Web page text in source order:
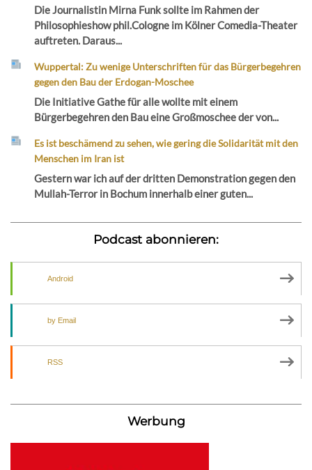
Die Journalistin Mirna Funk sollte im Rahmen der
Philosophieshow phil.Cologne im Kölner Comedia-Theater
auftreten. Daraus...
Wuppertal: Zu wenige Unterschriften für das Bürgerbegehren
gegen den Bau der Erdogan-Moschee
Die Initiative Gathe für alle wollte mit einem
Bürgerbegehren den Bau eine Großmoschee der von...
Es ist beschämend zu sehen, wie gering die Solidarität mit den
Menschen im Iran ist
Gestern war ich auf der dritten Demonstration gegen den
Mullah-Terror in Bochum innerhalb einer guten...
Podcast abonnieren:
Android
by Email
RSS
Werbung